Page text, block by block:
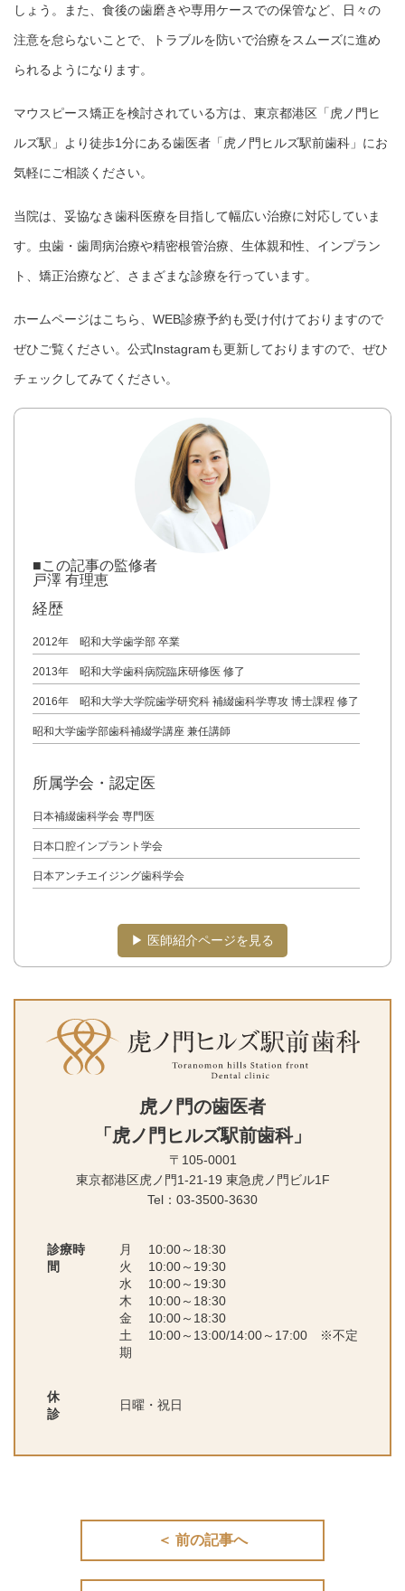
しょう。また、食後の歯磨きや専用ケースでの保管など、日々の
注意を怠らないことで、トラブルを防いで治療をスムーズに進め
られるようになります。
マウスピース矯正を検討されている方は、東京都港区「虎ノ門ヒ
ルズ駅」より徒歩1分にある歯医者「虎ノ門ヒルズ駅前歯科」にお
気軽にご相談ください。
当院は、妥協なき歯科医療を目指して幅広い治療に対応していま
す。虫歯・歯周病治療や精密根管治療、生体親和性、インプラン
ト、矯正治療など、さまざまな診療を行っています。
ホームページはこちら WEB診療予約も受け付けておりますので
ぜひご覧ください。 公式Instagramも更新しておりますので、ぜひ
チェックしてみてください。
■この記事の監修者
戸澤 有理恵
経歴
2012年 昭和大学歯学部 卒業
2013年 昭和大学歯科病院臨床研修医 修了
2016年 昭和大学大学院歯学研究科 補綴歯科学専攻 博士課程 修了
昭和大学歯学部歯科補綴学講座 兼任講師
所属学会・認定医
日本補綴歯科学会 専門医
日本口腔インプラント学会
日本アンチエイジング歯科学会
▶︎ 医師紹介ページを見る
虎ノ門の歯医者
「虎ノ門ヒルズ駅前歯科」
〒105-0001
東京都港区虎ノ門1-21-19 東急虎ノ 門ビル1F
Tel：03-3500-3630
診療時
間
月 10:00～18:30
火 10:00～19:30
水 10:00～19:30
木 10:00～18:30
金 10:00～18:30
土 10:00～13:00/14:00～17:00 ※不定
期
休
診
日曜・祝日
＜ 前の記事へ